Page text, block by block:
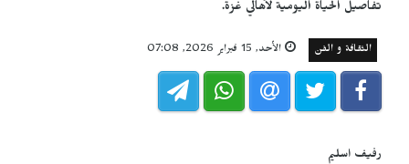
تفاصيل الحياة اليومية لأهالي غزة.
الثقافة و الفن الأحد, 15 فبراير 2026, 07:08
رفيف اسليم